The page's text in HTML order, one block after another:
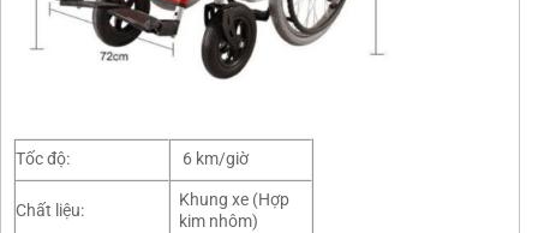
Tốc độ: 6 km/giờ
Chất liệu:
Khung xe (Hợp
kim nhôm)